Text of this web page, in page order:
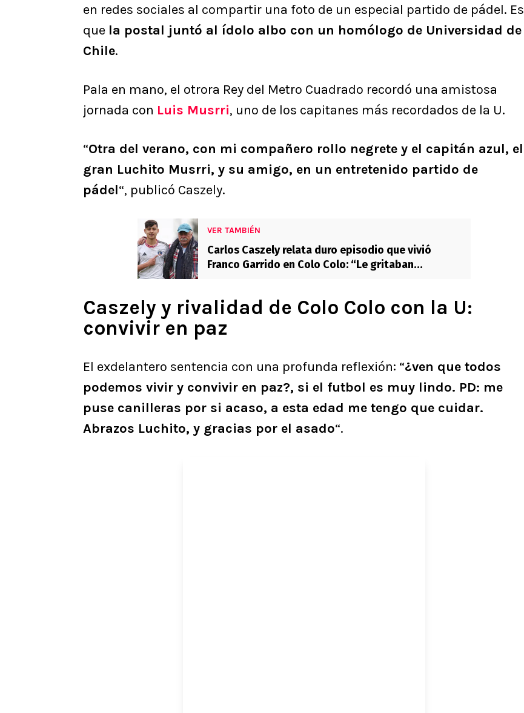
en redes sociales al compartir una foto de un especial partido de pádel. Es
que la postal juntó al ídolo albo con un homólogo de Universidad de
Chile.
Pala en mano, el otrora Rey del Metro Cuadrado recordó una amistosa
jornada con Luis Musrri, uno de los capitanes más recordados de la U.
“Otra del verano, con mi compañero rollo negrete y el capitán azul, el
gran Luchito Musrri, y su amigo, en un entretenido partido de
pádel“, publicó Caszely.
VER TAMBIÉN
Carlos Caszely relata duro episodio que vivió
Franco Garrido en Colo Colo: “Le gritaban
Caszely y rivalidad de Colo Colo con la U:
convivir en paz
El exdelantero sentencia con una profunda reflexión: “¿ven que todos
podemos vivir y convivir en paz?, si el futbol es muy lindo. PD: me
puse canilleras por si acaso, a esta edad me tengo que cuidar.
Abrazos Luchito, y gracias por el asado“.